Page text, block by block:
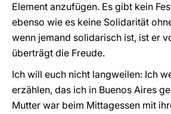
Element anzufügen. Es gibt kein
ebenso wie es keine Solidarität
wenn jemand solidarisch ist, ist er
überträgt die Freude.
Ich will euch nicht langweilen: Ich
erzählen, das ich in Buenos Aires
Mutter war beim Mittagessen mit